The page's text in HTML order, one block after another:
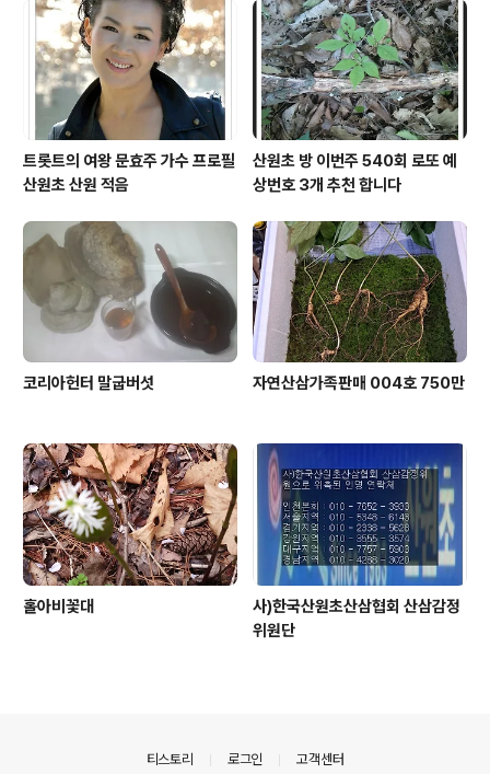
트롯트의 여왕 문효주 가수 프로필
산원초 산원 적음
산원초 방 이번주 540회 로또 예
상번호 3개 추천 합니다
코리아헌터 말굽버섯 자연산삼가족판매 004호 750만
홀아비꽃대
사)한국산원초산삼협회 산삼감정
위원단
티스토리 로그인 고객센터